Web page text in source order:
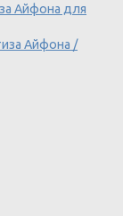
Айфона для
Айфона /